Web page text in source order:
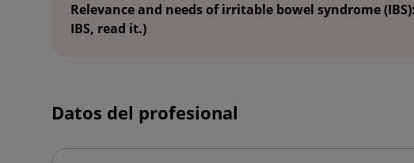
Relevance and needs of irritable bowel syndrome
IBS, read it.)
Datos del profesional